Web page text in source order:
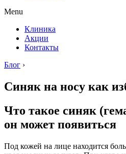
Menu
Клиника
Акции
Контакты
Блог ›
Синяк на носу как
Что такое синяк
он может появиться
Под кожей на лице находится